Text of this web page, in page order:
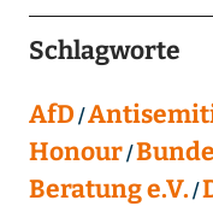
Schlagworte
AfD
Honour
Beratung e.V.